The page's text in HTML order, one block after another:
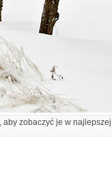
zobaczyć je w